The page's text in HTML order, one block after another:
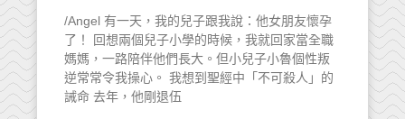
/Angel 有一天，我的兒子跟我說：他女朋友懷孕
了！ 回想兩個兒子小學的時候，我就回家當全職
媽媽，一路陪伴他們長大。但小兒子小魯個性叛
逆常常令我操心。 我想到聖經中「不可殺人」的
誡命 去年，他剛退伍